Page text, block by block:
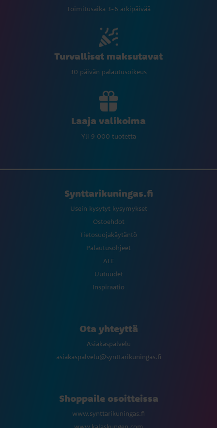
Toimitusaika 3-6 arkipäivää
Turvalliset maksutavat
30 päivän palautusoikeus
Laaja valikoima
Yli 9 000 tuotetta
Synttarikuningas.fi
Usein kysytyt kysymykset
Ostoehdot
Tietosuojakäytäntö
Palautusohjeet
ALE
Uutuudet
Inspiraatio
Ota yhteyttä
Asiakaspalvelu
asiakaspalvelu@synttarikuningas.fi
Shoppaile osoitteissa
www.synttarikuningas.fi